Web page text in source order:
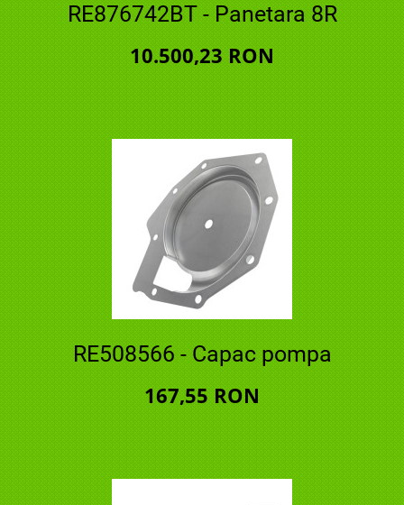
RE876742BT - Panetara 8R
10.500,23 RON
RE508566 - Capac pompa
167,55 RON